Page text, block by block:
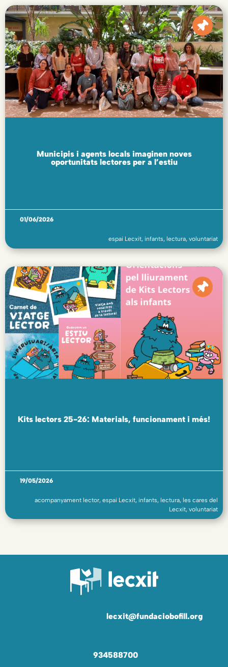
Municipis i agents locals imaginen noves
oportunitats lectores per a l’estiu
01/06/2026
espai Lecxit, infants, lectura, voluntariat
Kits lectors 25-26: Materials, funcionament i més!
19/05/2026
acompanyament lector, espai Lecxit, infants, lectura, les cares del
Lecxit, voluntariat
lecxit@fundaciobofill.org
934588700